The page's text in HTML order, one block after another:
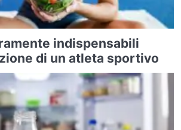
indispensabili
di un atleta sportivo